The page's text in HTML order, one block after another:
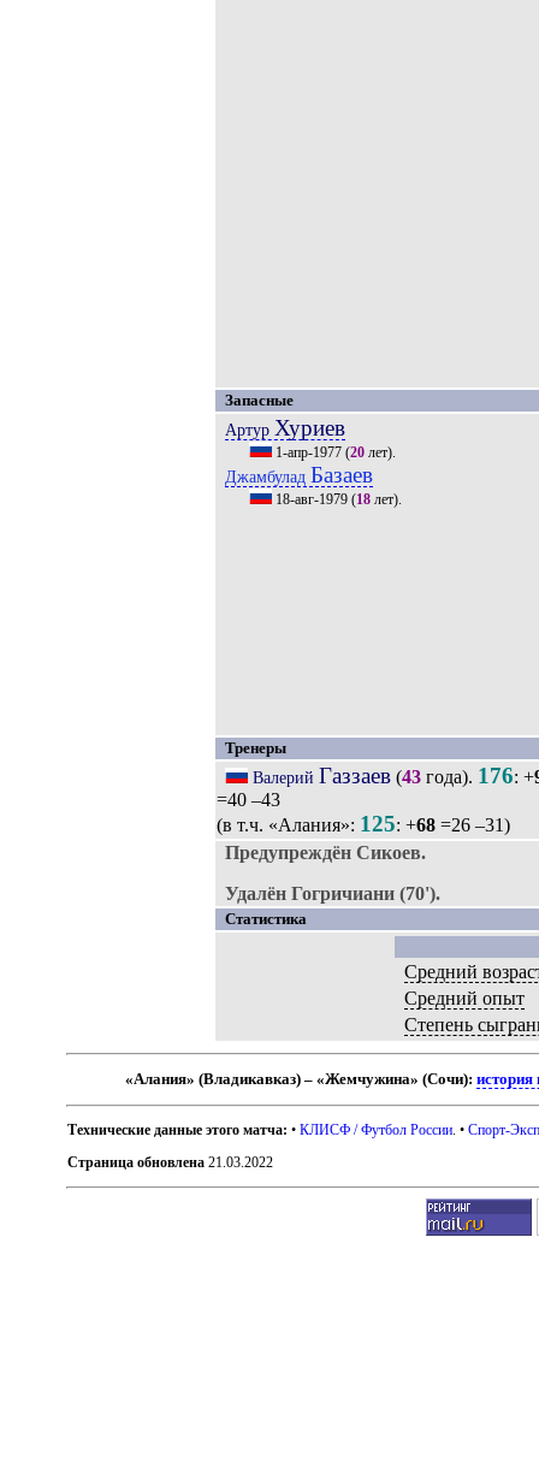
Запасные
Артур Хуриев
1-апр-1977(20лет).
Джамбулад Базаев
18-авг-1979(18лет).
Тренеры
Валерий Газзаев(43года). 176: +
=40 –43
(в т.ч. «Алания»: 125: +68 =26 –31)
Предупреждён Сикоев.
Удалён Гогричиани (70').
Статистика
Средний
Средний опыт
Степень
«Алания» (Владикавказ) – «Жемчужина» (Сочи):история
Технические данные этого матча: •КЛИСФ / Футбол России . •Спорт-
Страница обновлена 21.03.2022